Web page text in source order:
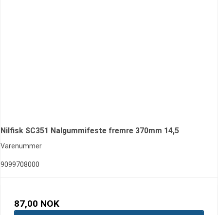
Nilfisk SC351 Nalgummifeste fremre 370mm 14,5
Varenummer
9099708000
87,00 NOK